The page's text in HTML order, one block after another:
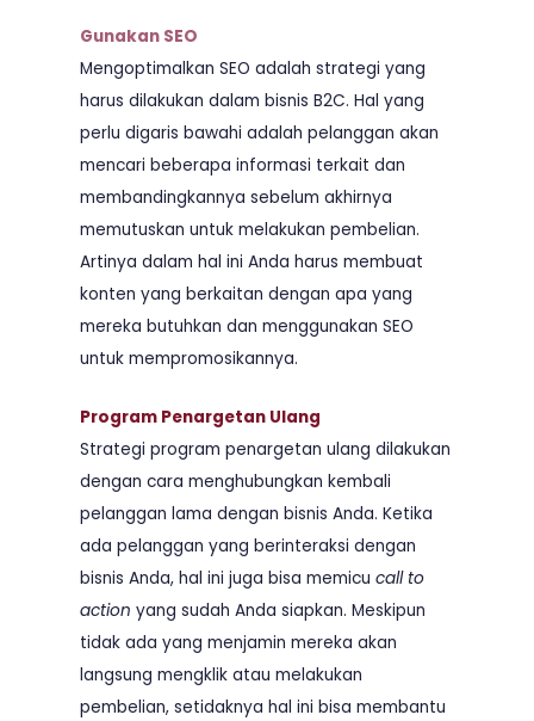
Gunakan SEO
Mengoptimalkan SEO adalah strategi yang
harus dilakukan dalam bisnis B2C. Hal yang
perlu digaris bawahi adalah pelanggan akan
mencari beberapa informasi terkait dan
membandingkannya sebelum akhirnya
memutuskan untuk melakukan pembelian.
Artinya dalam hal ini Anda harus membuat
konten yang berkaitan dengan apa yang
mereka butuhkan dan menggunakan SEO
untuk mempromosikannya.
Program Penargetan Ulang
Strategi program penargetan ulang dilakukan
dengan cara menghubungkan kembali
pelanggan lama dengan bisnis Anda. Ketika
ada pelanggan yang berinteraksi dengan
bisnis Anda, hal ini juga bisa memicu call to
action yang sudah Anda siapkan. Meskipun
tidak ada yang menjamin mereka akan
langsung mengklik atau melakukan
pembelian, setidaknya hal ini bisa membantu